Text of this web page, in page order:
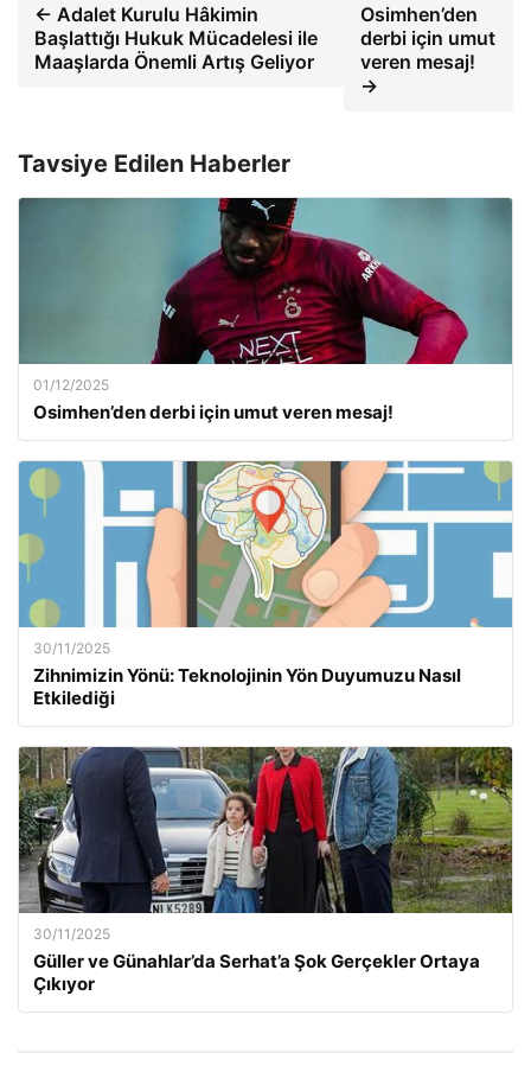
← Adalet Kurulu Hâkimin
Başlattığı Hukuk Mücadelesi ile
Maaşlarda Önemli Artış Geliyor
Osimhen’den
derbi için umut
veren mesaj!
→
Tavsiye Edilen Haberler
01/12/2025
Osimhen’den derbi için umut veren mesaj!
30/11/2025
Zihnimizin Yönü: Teknolojinin Yön Duyumuzu Nasıl
Etkilediği
30/11/2025
Güller ve Günahlar’da Serhat’a Şok Gerçekler Ortaya
Çıkıyor